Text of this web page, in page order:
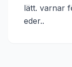
lätt. varnar
eder..